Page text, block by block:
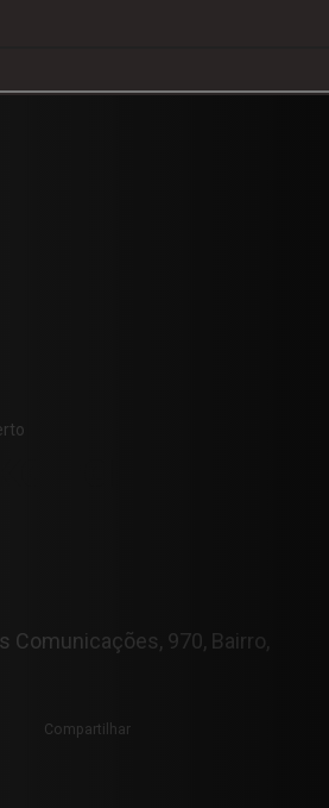
Comunicações, 970, Bairro,
Compartilhar